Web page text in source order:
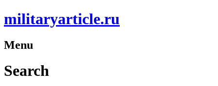
militaryarticle.ru
Menu
Search